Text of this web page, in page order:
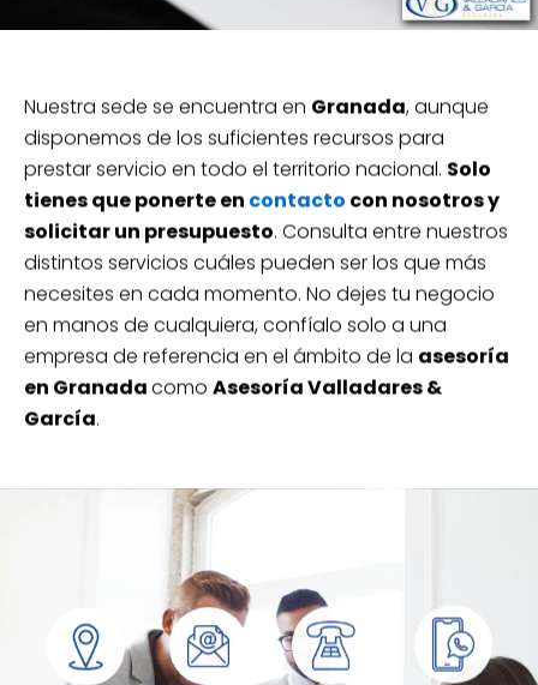
Nuestra sede se encuentra en Granada, aunque
disponemos de los suficientes recursos para
prestar servicio en todo el territorio nacional. Solo
tienes que ponerte en contacto con nosotros y
solicitar un presupuesto. Consulta entre nuestros
distintos servicios cuáles pueden ser los que más
necesites en cada momento. No dejes tu negocio
en manos de cualquiera, confíalo solo a una
empresa de referencia en el ámbito de la asesoría
en Granada como Asesoría Valladares &
García.